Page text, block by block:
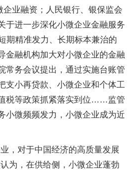
企业融资；人民银行、银保监会
于进一步深化小微企业金融服务
期精准发力、长期标本兼治的
金融机构加大对小微企业的金融
常务会议提出，通过实施台账管
支小再贷款、小微企业和个体工
税等政策抓紧落实到位……监管
小微频频发力，小微企业成为近
，对于中国经济的高质量发展
为，在供给侧，小微企业蓬勃